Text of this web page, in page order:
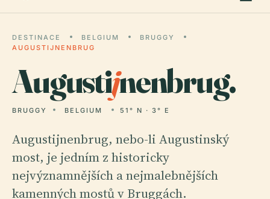
DESTINACE BELGIUM
BRUGGY
AUGUSTIJNENBRUG
Augustijnenbrug.
BRUGGY BELGIUM 51° N · 3° E
Augustijnenbrug, nebo-li Augustinský
most, je jedním z historicky
nejvýznamnějších a nejmalebnějších
kamenných mostů v Bruggách.